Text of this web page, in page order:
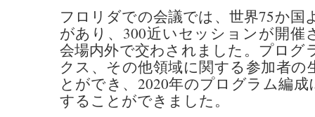
フロリダでの会議では、世界75か国
があり、300近いセッションが開催
会場内外で交わされました。プログ
クス、その他領域に関する参加者の
とができ、2020年のプログラム編
することができました。